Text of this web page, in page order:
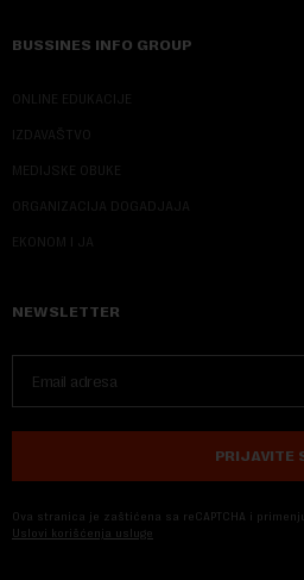
BUSSINES INFO GROUP
ONLINE EDUKACIJE
IZDAVAŠTVO
MEDIJSKE OBUKE
ORGANIZACIJA DOGADJAJA
EKONOM I JA
NEWSLETTER
PRIJAVITE
Ova stranica je zaštićena sa reCAPTCHA i
Uslovi korišćenja usluge